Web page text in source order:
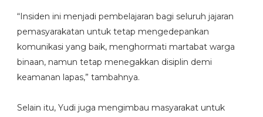
“Insiden ini menjadi pembelajaran bagi seluruh jajaran
pemasyarakatan untuk tetap mengedepankan
komunikasi yang baik, menghormati martabat warga
binaan, namun tetap menegakkan disiplin demi
keamanan lapas,” tambahnya.
Selain itu, Yudi juga mengimbau masyarakat untuk